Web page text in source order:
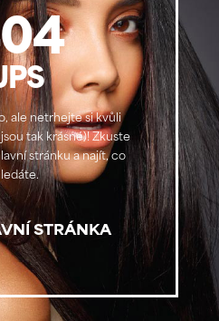
ale netrhejte si kvůli
tak krásné)! Zkuste
stránku a najít, co
STRÁNKA